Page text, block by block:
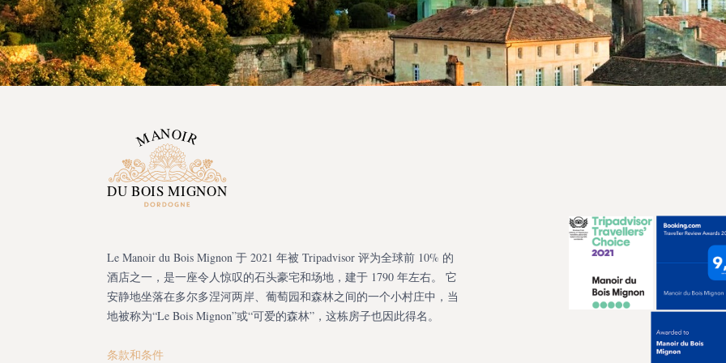
Le Manoir du Bois Mignon 于 2021 年被 Tripadvisor 评为全球前 10% 的
酒店之一，是一座令人惊叹的石头豪宅和场地，建于 1790 年左右。 它
安静地坐落在多尔多涅河两岸、葡萄园和森林之间的一个小村庄中，当
地被称为“Le Bois Mignon”或“可爱的森林”，这栋房子也因此得名。
条款和条件